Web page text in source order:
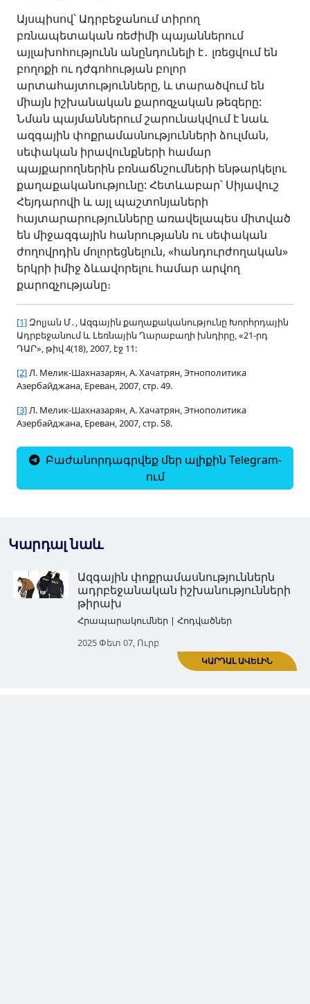
Կարդալ նաև
Այսպիսով՝ Ադրբեջանում տիրող
բռնապետական ռեժիմի պայաններում
այլախոհությունն անընդունելի է․ լռեցվում են
բողոքի ու դժգոհության բոլոր
արտահայտությունները, և տարածվում են
միայն իշխանական քարոզչական թեզերը:
Նման պայմաններում շարունակվում է նաև
ազգային փոքրամասնությունների ձուլման,
սեփական իրավունքների համար
պայքարողներին բռնաճնշումների ենթարկելու
քաղաքականությունը: Հետևաբար՝ Սիյավուշ
Հեյդարովի և այլ պաշտոնյաների
հայտարարությունները առավելապես միտված
են միջազգային հանրությանն ու սեփական
ժողովրդին մոլորեցնելուն, «հանդուրժողական»
երկրի իմիջ ձևավորելու համար արվող
քարոզչությանը։
[1] Զոլյան Մ․, Ազգային քաղաքականությունը Խորհրդային
Ադրբեջանում և Լեռնային Ղարաբաղի խնդիրը, «21-րդ
ԴԱՐ», թիվ 4(18), 2007, էջ 11:
[2]Л. Мелик-Шахназарян, А. Хачатрян, Этнополитика
Азербайджана, Ереван, 2007, стр. 49.
[3]Л. Мелик-Шахназарян, А. Хачатрян, Этнополитика
Азербайджана, Ереван, 2007, стр. 58.
Բաժանորդագրվեք մեր ալիքին Telegram-
ում